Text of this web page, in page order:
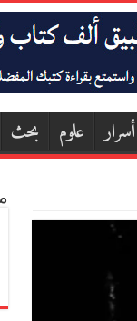
أسرار علوم بحث